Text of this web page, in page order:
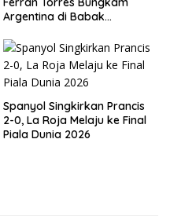
Argentina di Babak
Spanyol Singkirkan Prancis
2-0, La Roja Melaju ke Final
Piala Dunia 2026